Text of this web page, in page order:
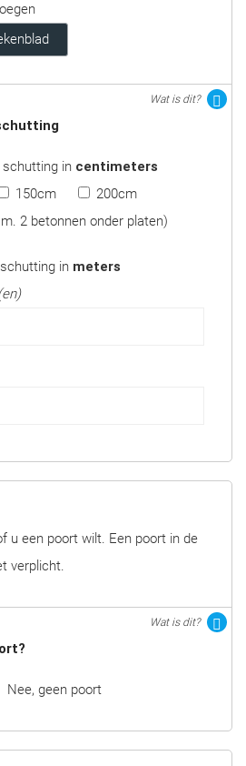
Wat is dit?
schutting in centimeters
150cm
200cm
2 betonnen onder platen)
in meters
u een poort wilt. Een poort in de
verplicht.
Wat is dit?
Nee, geen poort